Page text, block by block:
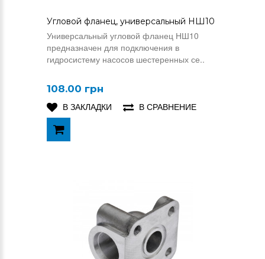
Угловой фланец, универсальный НШ10
Универсальный угловой фланец НШ10
предназначен для подключения в
гидросистему насосов шестеренных се..
108.00 грн
В ЗАКЛАДКИ
В СРАВНЕНИЕ